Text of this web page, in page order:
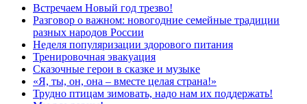
Встречаем Новый год трезво!
Разговор о важном: новогодние семейные традиции
разных народов России
Неделя популяризации здорового питания
Тренировочная эвакуация
Сказочные герои в сказке и музыке
«Я, ты, он, она – вместе целая страна!»
Трудно птицам зимовать, надо нам их поддержать!